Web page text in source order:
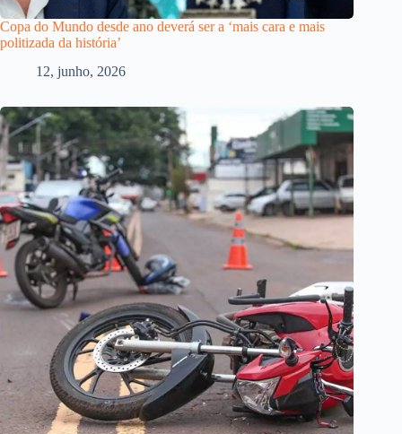
Copa do Mundo desde ano deverá ser a ‘mais cara e mais
politizada da história’
12, junho, 2026